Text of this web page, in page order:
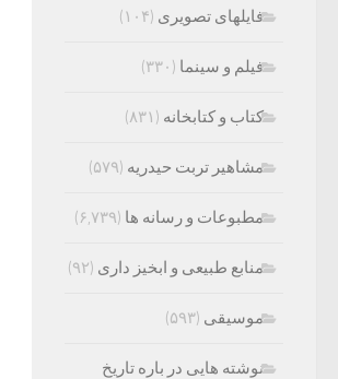
فایلهای تصویری (۱۰۴)
فیلم و سینما (۳۳۰)
کتاب و کتابخانه (۸۳۱)
مشاهیر تربت حیدریه (۵۷۹)
مطبوعات و رسانه ها (۶,۷۳۹)
منابع طبیعی و ابخیز داری (۹۲)
موسیقی (۵۹۳)
نوشته هایی در باره تاریخ